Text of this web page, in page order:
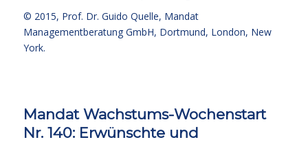
© 2015, Prof. Dr. Guido Quelle, Mandat
Managementberatung GmbH, Dortmund, London, New
York.
Mandat Wachstums-Wochenstart
Nr. 140: Erwünschte und